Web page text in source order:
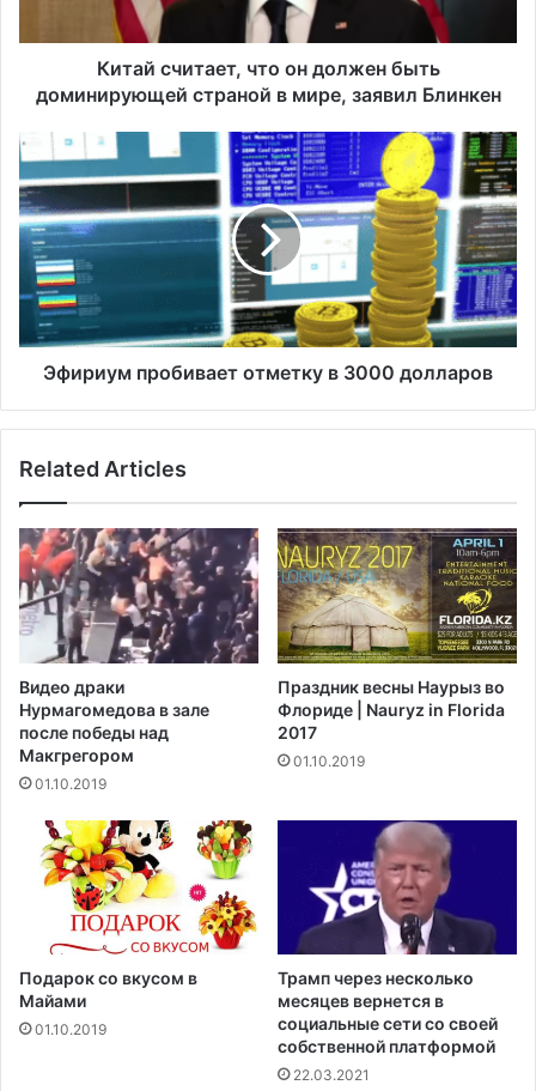
т
,
ч
т
о
о
д
л
ы
д
о
м
и
р
у
ю
е
о
й
в
Китай считает, что он должен быть
доминирующей страной в мире, заявил Блинкен
Э
ф
и
р
и
м
р
а
о
м
е
у
в
3
0
р
о
в
Эфириум пробивает отметку в 3000 долларов
Related Articles
Видео драки
Нурмагомедова в зале
после победы над
Макгрегором‍
01.10.2019
Праздник весны Наурыз во
Флориде | Nauryz in Florida
2017
01.10.2019
Подарок со вкусом в
Майами
01.10.2019
Трамп через несколько
месяцев вернется в
социальные сети со своей
собственной платформой
22.03.2021